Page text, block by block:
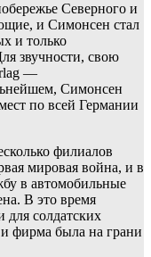
Северного и
и Симонсен стал
и только
звучности, свою
—
Симонсен
по всей Германии
филиалов
мировая война, и в
в автомобильные
В это время
солдатских
фирма была на грани